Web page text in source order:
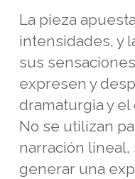
La pieza
intensidades, y
sus
expresen y
dramaturgia y
No se utilizan
narración
generar una